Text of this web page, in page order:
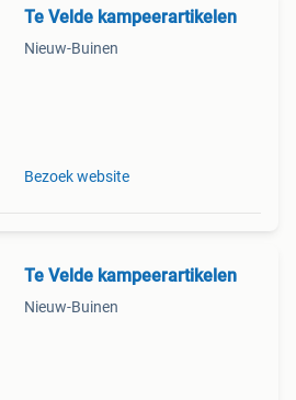
Te Velde kampeerartikelen
Nieuw-Buinen
Bezoek website
Te Velde kampeerartikelen
Nieuw-Buinen